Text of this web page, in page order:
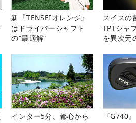
新『TENSEIオレンジ』
はドライバーシャフト
の“最適解”
スイスの
TPTシャ
を異次元
インター5分、都心から
『G740